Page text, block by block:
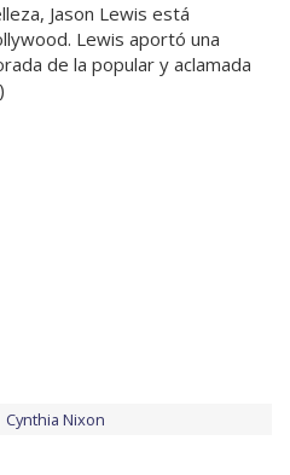
Jason Lewis está
Lewis aportó una
de la popular y aclamada
)
Cynthia Nixon